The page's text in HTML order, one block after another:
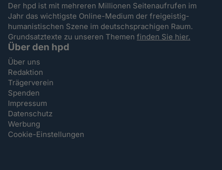
Der hpd ist mit mehreren Millionen Seitenaufrufen im
Jahr das wichtigste Online-Medium der freigeistig-
humanistischen Szene im deutschsprachigen Raum.
Grundsatztexte zu unseren Themenfinden Sie hier.
Über den hpd
Über uns
Redaktion
Trägerverein
Spenden
Impressum
Datenschutz
Werbung
Cookie-Einstellungen